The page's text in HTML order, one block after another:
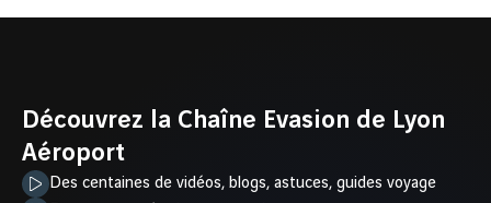
Découvrez la Chaîne Evasion de Lyon
Aéroport
Des centaines de vidéos, blogs, astuces, guides voyage
1
Admirer les œuvres de street art
2